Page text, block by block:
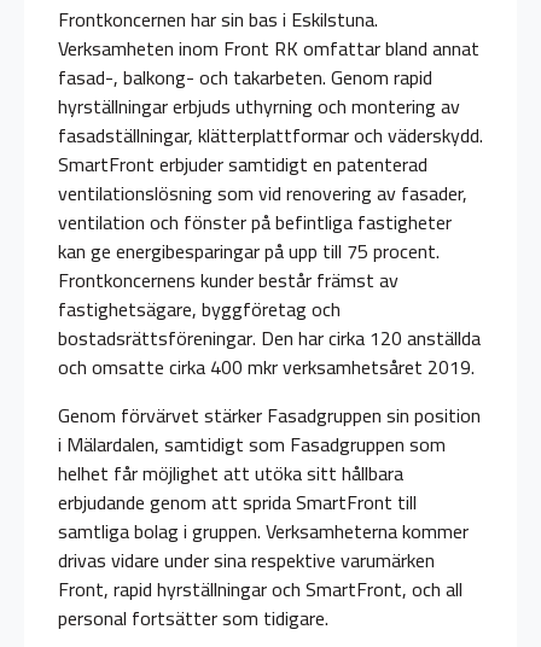
Frontkoncernen har sin bas i Eskilstuna.
Verksamheten inom Front RK omfattar bland annat
fasad-, balkong- och takarbeten. Genom rapid
hyrställningar erbjuds uthyrning och montering av
fasadställningar, klätterplattformar och väderskydd.
SmartFront erbjuder samtidigt en patenterad
ventilationslösning som vid renovering av fasader,
ventilation och fönster på befintliga fastigheter
kan ge energibesparingar på upp till 75 procent.
Frontkoncernens kunder består främst av
fastighetsägare, byggföretag och
bostadsrättsföreningar. Den har cirka 120 anställda
och omsatte cirka 400 mkr verksamhetsåret 2019.
Genom förvärvet stärker Fasadgruppen sin position
i Mälardalen, samtidigt som Fasadgruppen som
helhet får möjlighet att utöka sitt hållbara
erbjudande genom att sprida SmartFront till
samtliga bolag i gruppen. Verksamheterna kommer
drivas vidare under sina respektive varumärken
Front, rapid hyrställningar och SmartFront, och all
personal fortsätter som tidigare.